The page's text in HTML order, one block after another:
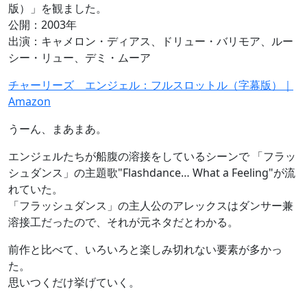
版）」を観ました。
公開：2003年
出演：キャメロン・ディアス、ドリュー・バリモア、ルー
シー・リュー、デミ・ムーア
チャーリーズ エンジェル：フルスロットル（字幕版）｜
Amazon
うーん、まあまあ。
エンジェルたちが船腹の溶接をしているシーンで 「フラッ
シュダンス」の主題歌"Flashdance… What a Feeling"が流
れていた。
「フラッシュダンス」の主人公のアレックスはダンサー兼
溶接工だったので、それが元ネタだとわかる。
前作と比べて、いろいろと楽しみ切れない要素が多かっ
た。
思いつくだけ挙げていく。